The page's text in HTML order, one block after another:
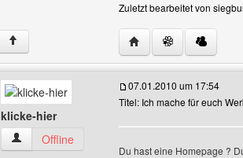
Zuletzt bearbeitet von
↑ Website dieses
klicke-hier
klicke-hier Benutzer-Profile anzeigen
Offline
07.01.2010 um 17:54
Titel: Ich mache für euch
Du hast eine Homepage ?